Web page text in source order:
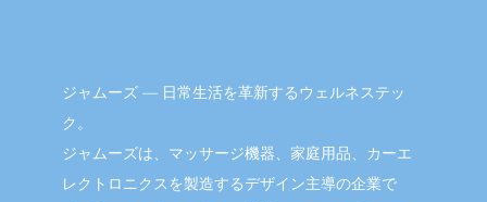
ジャムーズ — 日常生活を革新するウェルネステッ
ク。
ジャムーズは、マッサージ機器、家庭用品、カーエ
レクトロニクスを製造するデザイン主導の企業で